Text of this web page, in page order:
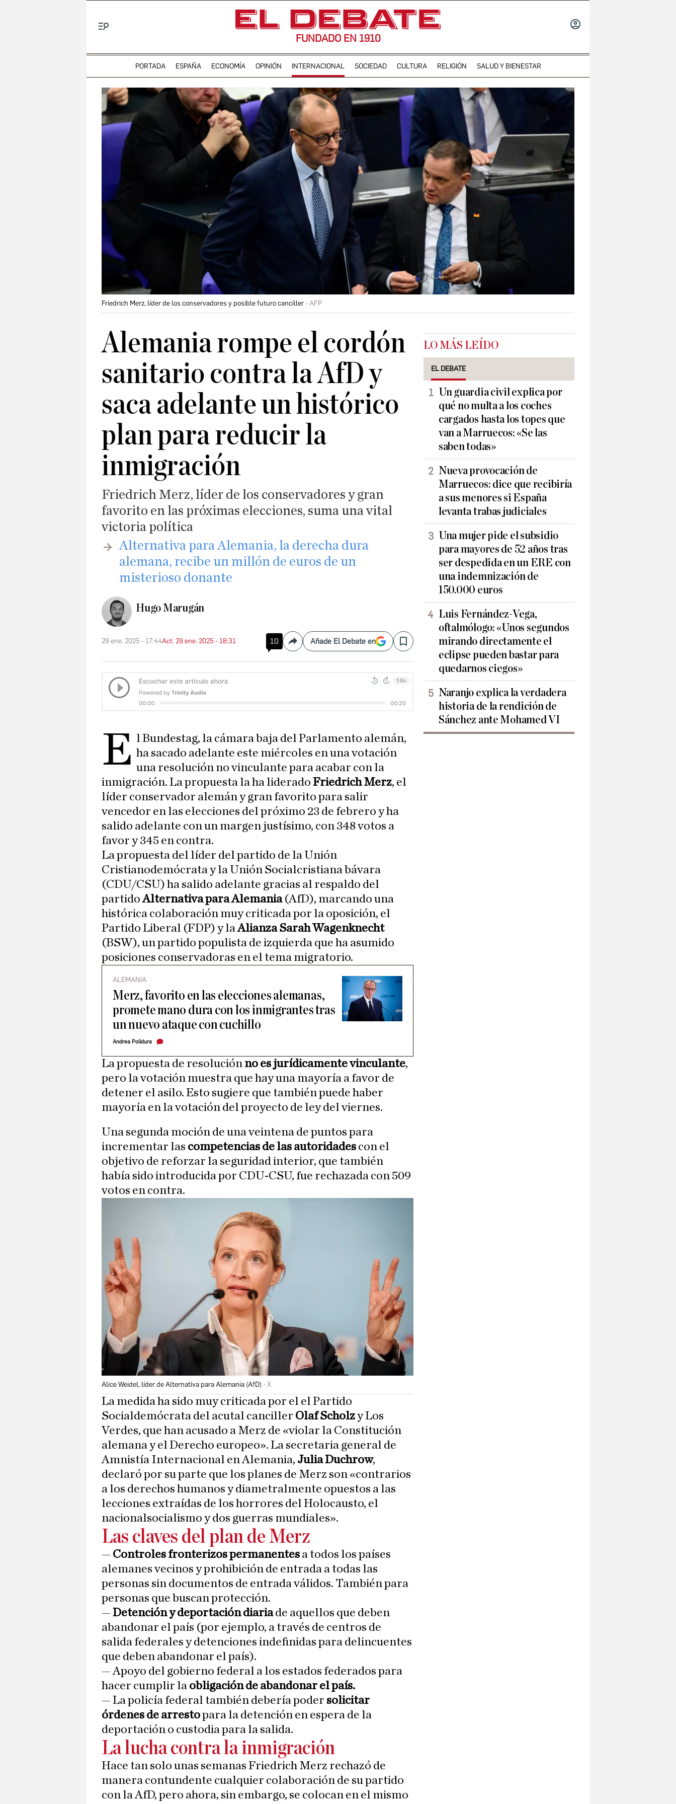
FUNDADO EN 1910
PORTADA ESPAÑA ECONOMÍA OPINIÓN INTERNACIONAL SOCIEDAD CULTURA RELIGIÓN SALUD Y BIENESTAR
Friedrich Merz, líder de los conservadores y posible futuro canciller AFP
Alemania rompe el cordón
sanitario contra la AfD y
saca adelante un histórico
plan para reducir la
inmigración
Friedrich Merz, líder de los conservadores y gran
favorito en las próximas elecciones, suma una vital
victoria política
​Alternativa para Alemania, la derecha dura
alemana, recibe un millón de euros de un
misterioso donante
Hugo Marugán
29 ene. 2025 - 17:44Act. 29 ene. 2025 - 18:31 10 CompartirAñade El Debate en Save
E l Bundestag, la cámara baja del Parlamento alemán,
ha sacado adelante este miércoles en una votación
una resolución no vinculante para acabar con la
inmigración. La propuesta la ha liderado Friedrich Merz, el
líder conservador alemán y gran favorito para salir
vencedor en las elecciones del próximo 23 de febrero y ha
salido adelante con un margen justísimo, con 348 votos a
favor y 345 en contra.
La propuesta del líder del partido de la Unión
Cristianodemócrata y la Unión Socialcristiana bávara
(CDU/CSU) ha salido adelante gracias al respaldo del
partidoAlternativa para Alemania(AfD), marcando una
histórica colaboración muy criticada por la oposición, el
Partido Liberal (FDP) y laAlianza Sarah Wagenknecht
(BSW), un partido populista de izquierda que ha asumido
posiciones conservadoras en el tema migratorio.
ALEMANIA
Merz, favorito en las elecciones alemanas,
promete mano dura con los inmigrantes tras
un nuevo ataque con cuchillo
Andrea Polidura
La propuesta de resolución no es jurídicamente vinculante,
pero la votación muestra que hay una mayoría a favor de
detener el asilo. Esto sugiere que también puede haber
mayoría en la votación del proyecto de ley del viernes.
Una segunda moción de una veintena de puntos para
incrementar las competencias de las autoridades con el
objetivo de reforzar la seguridad interior, que también
había sido introducida por CDU-CSU, fue rechazada con 509
votos en contra.
Alice Weidel, líder de Alternativa para Alemania (AfD) X
La medida ha sido muy criticada por el el Partido
Socialdemócrata del acutal canciller Olaf Scholzy Los
Verdes, que han acusado a Merz de «violar la Constitución
alemana y el Derecho europeo». La secretaria general de
Amnistía Internacional en Alemania, Julia Duchrow,
declaró por su parte que los planes de Merz son «contrarios
a los derechos humanos y diametralmente opuestos a las
lecciones extraídas de los horrores del Holocausto, el
nacionalsocialismo y dos guerras mundiales».
Las claves del plan de Merz
— Controles fronterizos permanentes a todos los países
alemanes vecinos y prohibición de entrada a todas las
personas sin documentos de entrada válidos. También para
personas que buscan protección.
— Detención y deportación diariade aquellos que deben
abandonar el país (por ejemplo, a través de centros de
salida federales y detenciones indefinidas para delincuentes
que deben abandonar el país).
— Apoyo del gobierno federal a los estados federados para
hacer cumplir la obligación de abandonar el país.
— La policía federal también debería poder solicitar
órdenes de arrestopara la detención en espera de la
deportación o custodia para la salida.
La lucha contra la inmigración
Hace tan solo unas semanas Friedrich Merz rechazó de
manera contundente cualquier colaboración de su partido
con la AfD, pero ahora, sin embargo, se colocan en el mismo
LO MÁS LEÍDO
EL DEBATE
Un guardia civil explica por
qué no multa a los coches
cargados hasta los topes que
van a Marruecos: «Se las
saben todas»
Nueva provocación de
Marruecos: dice que recibiría
a sus menores si España
levanta trabas judiciales
Una mujer pide el subsidio
para mayores de 52 años tras
ser despedida en un ERE con
una indemnización de
150.000 euros
Luis Fernández-Vega,
oftalmólogo: «Unos segundos
mirando directamente el
eclipse pueden bastar para
quedarnos ciegos»
Naranjo explica la verdadera
historia de la rendición de
Sánchez ante Mohamed VI